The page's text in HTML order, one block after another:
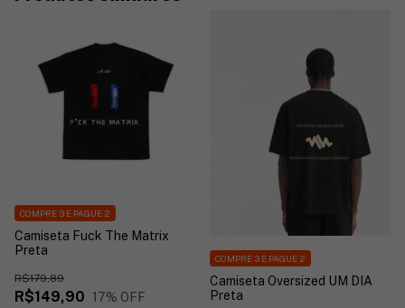
Camiseta Fuck The Matrix
Preta
R$149,90
R$179,89
17% OFF
COMPRE 3 E PAGUE 2
Camiseta Oversized UM DIA
Preta
COMPRE 3 E PAGUE 2